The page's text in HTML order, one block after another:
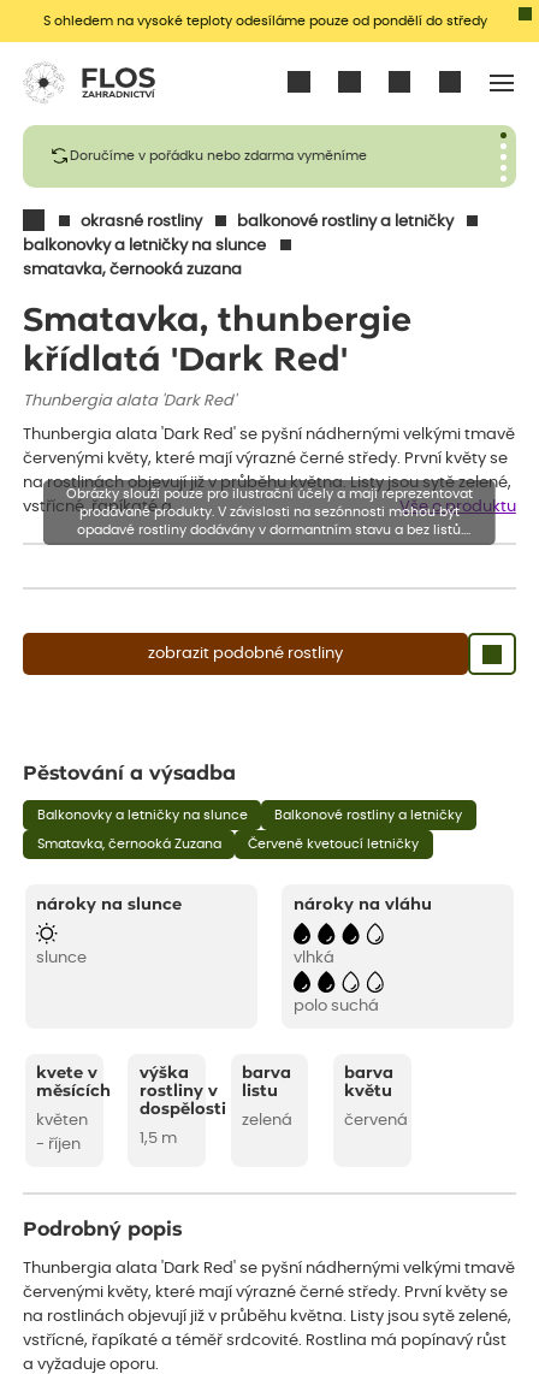
S ohledem na vysoké teploty odesíláme pouze od pondělí do středy
Doručíme v pořádku nebo zdarma vyměníme
okrasné rostliny
balkonové rostliny a letničky
balkonovky a letničky na slunce
smatavka, černooká zuzana
Smatavka, thunbergie
křídlatá 'Dark Red'
Thunbergia alata 'Dark Red'
Thunbergia alata 'Dark Red' se pyšní nádhernými velkými tmavě
červenými květy, které mají výrazné černé středy. První květy se
na rostlinách objevují již v průběhu května. Listy jsou sytě zelené,
vstřícné, řapíkaté a…
Vše o produktu
zobrazit podobné rostliny
Obrázky slouží pouze pro ilustrační účely a mají reprezentovat
prodávané produkty. V závislosti na sezónnosti mohou být
opadavé rostliny dodávány v dormantním stavu a bez listů.
Rostliny mohou být také sestřiženy níže, než je uvedená výška,
Pěstování a výsadba
Balkonovky a letničky na slunce Balkonové rostliny a letničky
Smatavka, černooká Zuzana Červeně kvetoucí letničky
nároky na slunce
slunce
nároky na vláhu
vlhká
polo suchá
kvete v
měsících
květen
- říjen
výška
rostliny v
dospělosti
1,5 m
barva
listu
zelená
barva
květu
červená
Podrobný popis
Thunbergia alata 'Dark Red' se pyšní nádhernými velkými tmavě
červenými květy, které mají výrazné černé středy. První květy se
na rostlinách objevují již v průběhu května. Listy jsou sytě zelené,
vstřícné, řapíkaté a téměř srdcovité. Rostlina má popínavý růst
a vyžaduje oporu.